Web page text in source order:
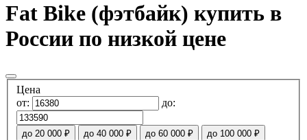
Fat Bike (фэтбайк) купить в
России по низкой цене
Цена
от:
до:
до 20 000 ₽ до 40 000 ₽ до 60 000 ₽ до 100 000 ₽